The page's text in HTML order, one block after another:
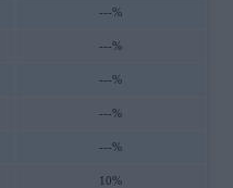
---%
---%
---%
---%
---%
10%